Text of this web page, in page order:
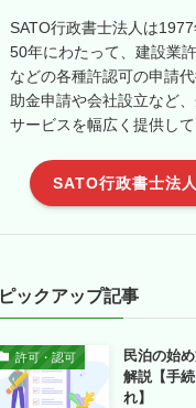
SATO行政書士法人は
50年にわたって、建設業
などの各種許認可の申請
助金申請や会社設立など
サービスを幅広く提供して
SATO行政書士法
ピックアップ記事
許可・認可
民泊の始
解説【手
れ】